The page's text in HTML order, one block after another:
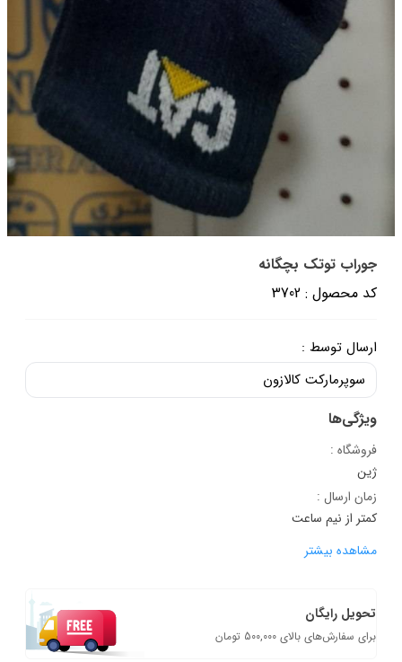
جوراب توتک بچگانه
کد محصول : 3702
ارسال توسط :
سوپرمارکت کالازون
ویژگی‌ها
فروشگاه :
ژین
زمان ارسال :
کمتر از نیم ساعت
مشاهده بیشتر
تحویل رایگان
برای سفارش‌های بالای 500,000 تومان